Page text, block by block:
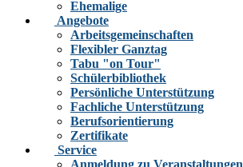
Ehemalige
Angebote
Arbeitsgemeinschaften
Flexibler Ganztag
Tabu "on Tour"
Schülerbibliothek
Persönliche Unterstützung
Fachliche Unterstützung
Berufsorientierung
Zertifikate
Service
Anmeldung zu Veranstaltungen